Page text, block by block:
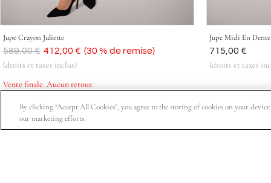
Jupe Crayon Juliette
Était
589,00 € Aujourd'hui
412,00 € (30 % de remise)
(droits et taxes inclus)
Vente finale. Aucun retour.
Jupe Midi En
Était
715,00 €
(droits et taxes
By clicking “Accept All Cookies”, you agree to the storing of cookies on your
our marketing efforts.